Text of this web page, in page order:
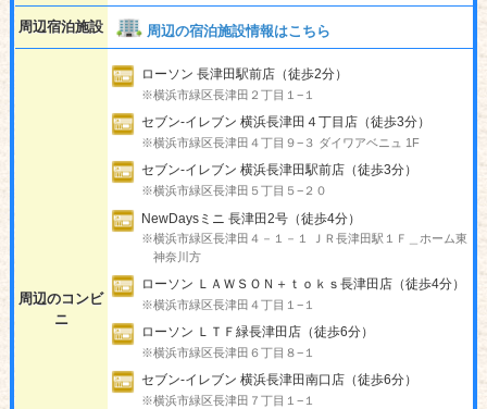
周辺宿泊施設 周辺の宿泊施設情報はこちら
周辺のコンビ
ニ
ローソン 長津田駅前店（徒歩2分）
※横浜市緑区長津田２丁目１−１
セブン-イレブン 横浜長津田４丁目店（徒歩3分）
※横浜市緑区長津田４丁目９−３ ダイワアベニュ 1F
セブン-イレブン 横浜長津田駅前店（徒歩3分）
※横浜市緑区長津田５丁目５−２０
NewDaysミニ 長津田2号（徒歩4分）
※横浜市緑区長津田４－１－１ ＪＲ長津田駅１Ｆ＿ホーム東
神奈川方
ローソン ＬＡＷＳＯＮ＋ｔｏｋｓ長津田店（徒歩4分）
※横浜市緑区長津田４丁目１−１
ローソン ＬＴＦ緑長津田店（徒歩6分）
※横浜市緑区長津田６丁目８−１
セブン-イレブン 横浜長津田南口店（徒歩6分）
※横浜市緑区長津田７丁目１−１